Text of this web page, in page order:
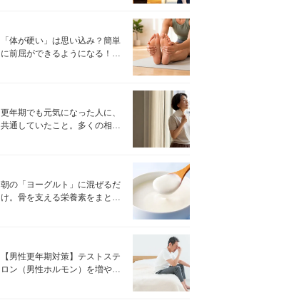
「体が硬い」は思い込み？簡単
に前屈ができるようになる！腿
更年期でも元気になった人に、
共通していたこと。多くの相談
朝の「ヨーグルト」に混ぜるだ
け。骨を支える栄養素をまとめ
【男性更年期対策】テストステ
ロン（男性ホルモン）を増やす